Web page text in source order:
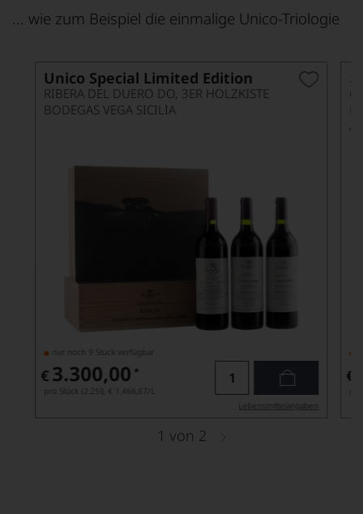
... wie zum Beispiel die einmalige Unico-Triologie
Unico Special Limited Edition
RIBERA DEL DUERO DO, 3ER HOLZKISTE
BODEGAS VEGA SICILIA
nur noch 9 Stück verfügbar
€ 3.300,00 *
pro Stück (2.25l), € 1.466,67 /L
Lebensmittel­angaben
€
1 von 2